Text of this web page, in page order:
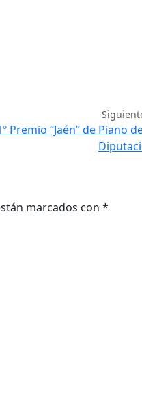
“Jaén” de Piano
marcados con *